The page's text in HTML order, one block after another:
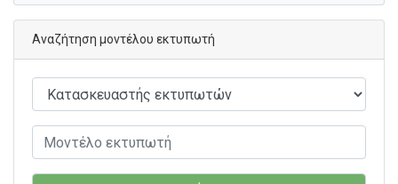
Αναζήτηση μοντέλου εκτυπωτή